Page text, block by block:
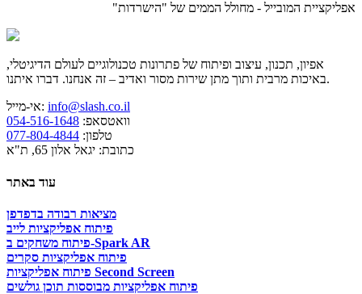
אפליקציית המובייל - מחולל הממים של "הישרדות"
אפיון, תכנון, עיצוב ופיתוח של פתרונות טכנולוגיים לעולם הדיגיטלי,
באיכות מרבית ותוך מתן שירות מסור ואדיב – זה אנחנו. דברו איתנו.
אי-מייל: info@slash.co.il
וואטסאפ: 054-516-1648
טלפון: 077-804-4844
כתובת: יגאל אלון 65, ת"א
עוד באתר
מציאות רבודה בדפדפן
פיתוח אפליקציות לייב
פיתוח משחקים ב-Spark AR
פיתוח אפליקציות סקרים
פיתוח אפליקציות Second Screen
פיתוח אפליקציות מבוססות תוכן גולשים